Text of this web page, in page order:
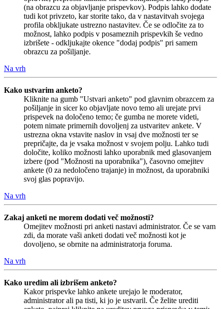
(na obrazcu za objavljanje prispevkov). Podpis lahko dodate
tudi kot privzeto, kar storite tako, da v nastavitvah svojega
profila obkljukate ustrezno nastavitev. Če se odločite za to
možnost, lahko podpis v posameznih prispevkih še vedno
izbrišete - odkljukajte okence "dodaj podpis" pri samem
obrazcu za pošiljanje.
Na vrh
Kako ustvarim anketo?
Kliknite na gumb "Ustvari anketo" pod glavnim obrazcem za
pošiljanje in sicer ko objavljate novo temo ali urejate prvi
prispevek na določeno temo; če gumba ne morete videti,
potem nimate primernih dovoljenj za ustvaritev ankete. V
ustrezna okna vstavite naslov in vsaj dve možnosti ter se
prepričajte, da je vsaka možnost v svojem polju. Lahko tudi
določite, koliko možnosti lahko uporabnik med glasovanjem
izbere (pod "Možnosti na uporabnika"), časovno omejitev
ankete (0 za nedoločeno trajanje) in možnost, da uporabniki
svoj glas popravijo.
Na vrh
Zakaj anketi ne morem dodati več možnosti?
Omejitev možnosti pri anketi nastavi administrator. Če se vam
zdi, da morate vaši anketi dodati več možnosti kot je
dovoljeno, se obrnite na administratorja foruma.
Na vrh
Kako uredim ali izbrišem anketo?
Kakor prispevke lahko ankete urejajo le moderator,
administrator ali pa tisti, ki jo je ustvaril. Če želite urediti